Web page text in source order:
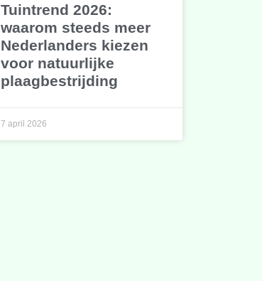
Tuintrend 2026:
waarom steeds meer
Nederlanders kiezen
voor natuurlijke
plaagbestrijding
7 april 2026